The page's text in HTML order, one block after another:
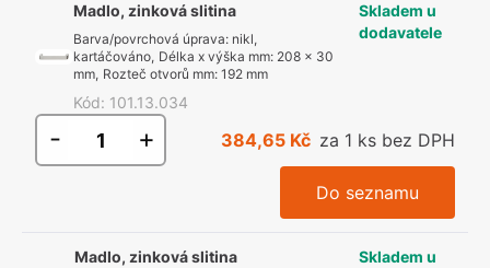
Madlo, zinková slitina
Barva/povrchová úprava: nikl,
kartáčováno, Délka x výška mm: 208 x 30
mm, Rozteč otvorů mm:192 mm
Kód: 101.13.034
Skladem u
dodavatele
- + 384,65 Kč za 1 ks bez DPH
Do seznamu
Madlo, zinková slitina
Skladem u